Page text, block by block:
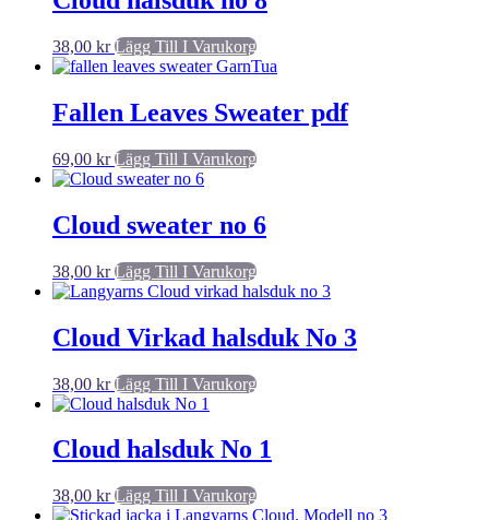
38,00 kr Lägg Till I Varukorg
Fallen Leaves Sweater pdf
69,00 kr Lägg Till I Varukorg
Cloud sweater no 6
38,00 kr Lägg Till I Varukorg
Cloud Virkad halsduk No 3
38,00 kr Lägg Till I Varukorg
Cloud halsduk No 1
38,00 kr Lägg Till I Varukorg